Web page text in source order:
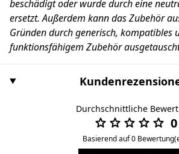
beschädigt oder wurde durch eine
ersetzt. Außerdem kann das Zubehör
Gründen durch generisch, kompatibles
funktionsfähigem Zubehör
Durchschnittliche
0
Basierend auf 0